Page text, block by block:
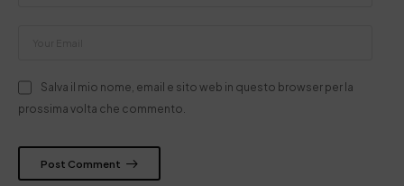
Salva il mio nome, email e sito web in questo browser per la
prossima volta che commento.
Post Comment